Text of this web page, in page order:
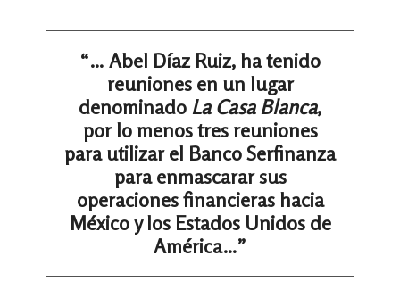
“… Abel Díaz Ruiz, ha tenido
reuniones en un lugar
denominado La Casa Blanca,
por lo menos tres reuniones
para utilizar el Banco Serfinanza
para enmascarar sus
operaciones financieras hacia
México y los Estados Unidos de
América…”